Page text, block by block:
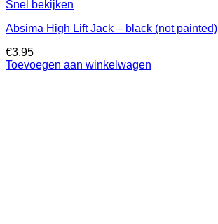
Snel bekijken
Absima High Lift Jack – black (not painted)
€3.95
Toevoegen aan winkelwagen